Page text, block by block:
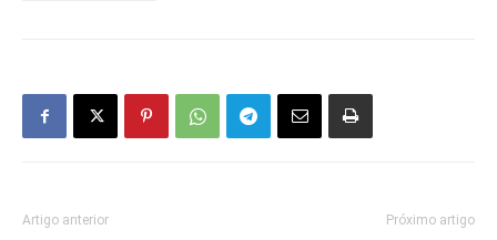
Artigo anterior Próximo artigo